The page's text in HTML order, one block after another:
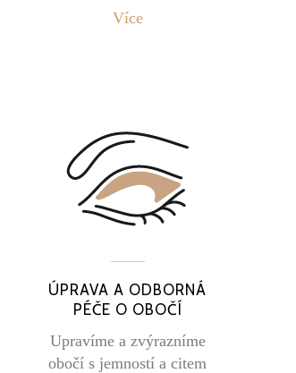
Více
ÚPRAVA A ODBORNÁ
PÉČE O OBOČÍ
Upravíme a zvýrazníme
obočí s jemností a citem